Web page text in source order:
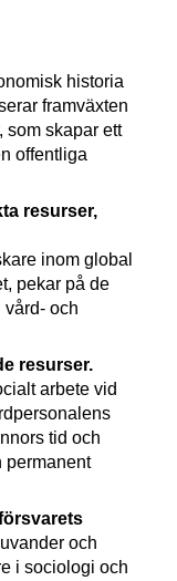
historia
framväxten
som skapar ett
offentliga
resurser,
inom global
pekar på de
vård- och
resurser.
arbete vid
tid och
permanent
och
i sociologi och